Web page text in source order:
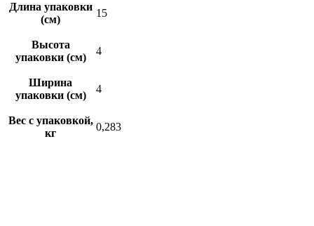
Длина упаковки
(см)
15
Высота
упаковки (см)
4
Ширина
упаковки (см)
4
Вес с упаковкой,
кг
0,283